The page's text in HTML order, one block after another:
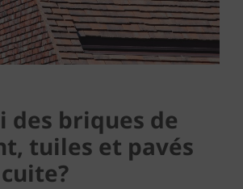
des briques de
tuiles et pavés